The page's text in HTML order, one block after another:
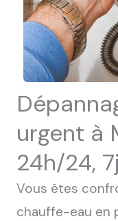
urgent à
24h/24,
Vous êtes
chauffe-eau en